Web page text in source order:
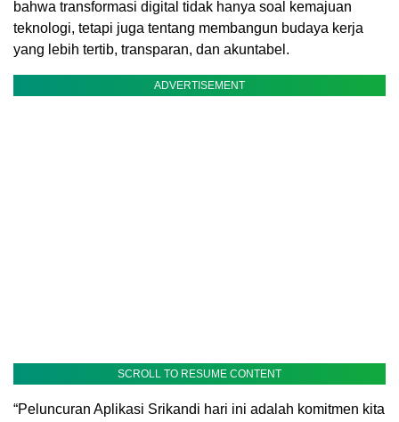
bahwa transformasi digital tidak hanya soal kemajuan
teknologi, tetapi juga tentang membangun budaya kerja
yang lebih tertib, transparan, dan akuntabel.
ADVERTISEMENT
SCROLL TO RESUME CONTENT
“Peluncuran Aplikasi Srikandi hari ini adalah komitmen kita